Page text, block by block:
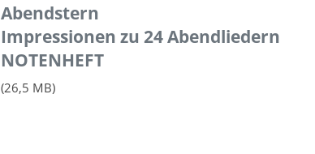
Abendstern
Impressionen zu 24 Abendliedern
NOTENHEFT
(26,5 MB)